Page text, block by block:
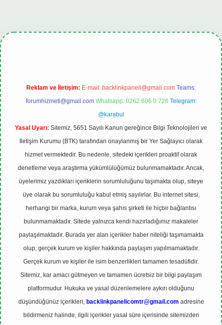
Reklam ve İletişim: E-mail: backlinkpaneli@gmail.com Teams:
forumhizmeti@gmail.com Whatsapp: 0262 606 0 726 Telegram:
@karabul
Yasal Uyarı: Sitemiz, 5651 Sayılı Kanun gereğince Bilgi Teknolojileri ve
İletişim Kurumu (BTK) tarafından onaylanmış bir Yer Sağlayıcı olarak
hizmet vermektedir. Bu nedenle, sitedeki içerikleri proaktif olarak
denetleme veya araştırma yükümlülüğümüz bulunmamaktadır. Ancak,
üyelerimiz yazdıkları içeriklerin sorumluluğunu taşımakta olup, siteye
üye olarak bu sorumluluğu kabul etmiş sayılırlar. Bu internet sitesi,
herhangi bir marka, kurum veya şahıs şirketi ile hiçbir bağlantısı
bulunmamaktadır. Sitede yalnızca kendi hazırladığımız makaleler
paylaşılmaktadır. Burada yer alan içerikler haber niteliği taşımamakta
olup, gerçek kurum ve kişiler hakkında paylaşım yapılmamaktadır.
Gerçek kurum ve kişiler ile isim benzerlikleri tamamen tesadüfidir.
Sitemiz, kar amacı gütmeyen ve tamamen ücretsiz bir bilgi paylaşım
platformudur. Hukuka ve yasal düzenlemelere aykırı olduğunu
düşündüğünüz içerikleri, backlinkpanelicomtr@gmail.com adresine
bildirmeniz halinde, ilgili içerikler yasal süre içerisinde sitemizden